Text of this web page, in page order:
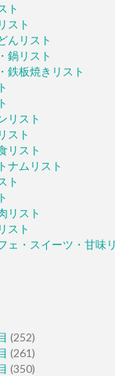
ト
スト
んリスト
鍋リスト
鉄板焼きリスト
リスト
スト
リスト
ナムリスト
ト
リスト
スト
ェ・スイーツ・甘味
(252)
(261)
(350)